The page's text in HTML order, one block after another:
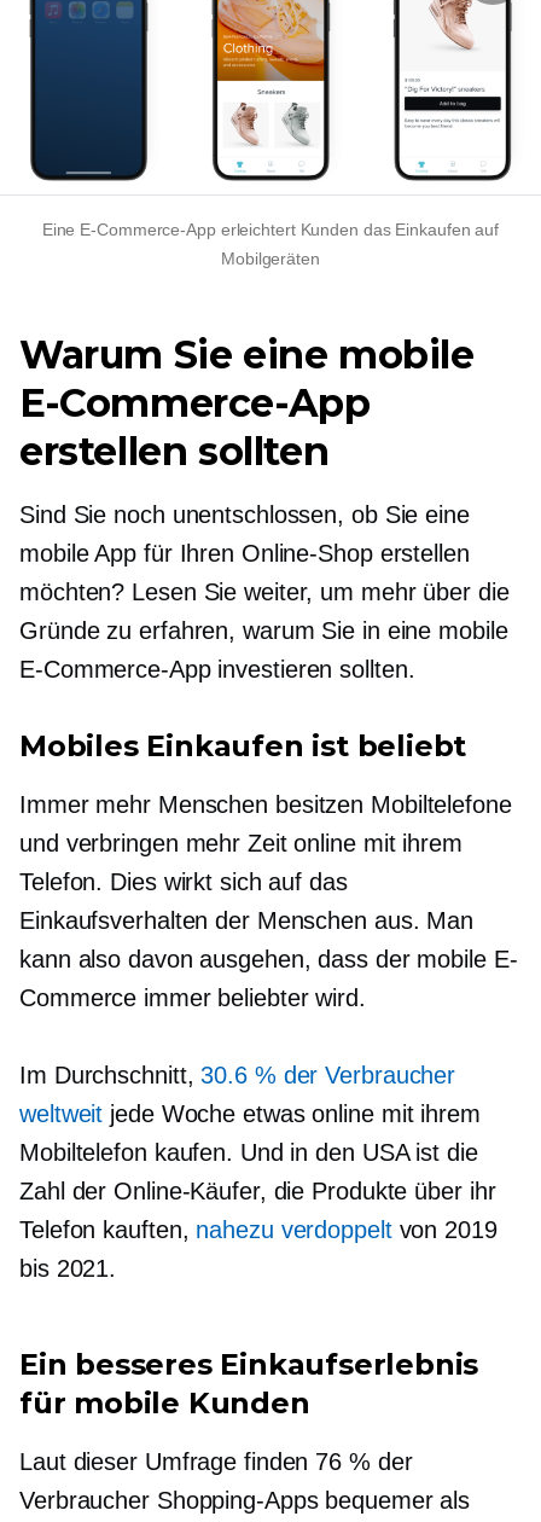
Eine E-Commerce-App erleichtert Kunden das Einkaufen auf
Mobilgeräten
Warum Sie eine mobile
E-Commerce-App
erstellen sollten
Sind Sie noch unentschlossen, ob Sie eine
mobile App für Ihren Online-Shop erstellen
möchten? Lesen Sie weiter, um mehr über die
Gründe zu erfahren, warum Sie in eine mobile
E-Commerce-App investieren sollten.
Mobiles Einkaufen ist beliebt
Immer mehr Menschen besitzen Mobiltelefone
und verbringen mehr Zeit online mit ihrem
Telefon. Dies wirkt sich auf das
Einkaufsverhalten der Menschen aus. Man
kann also davon ausgehen, dass der mobile E-
Commerce immer beliebter wird.
Im Durchschnitt,30.6 % der Verbraucher
weltweit jede Woche etwas online mit ihrem
Mobiltelefon kaufen. Und in den USA ist die
Zahl der Online-Käufer, die Produkte über ihr
Telefon kauften, nahezu verdoppeltvon 2019
bis 2021.
Ein besseres Einkaufserlebnis
für mobile Kunden
Laut dieser Umfrage finden 76 % der
Verbraucher Shopping-Apps bequemer als